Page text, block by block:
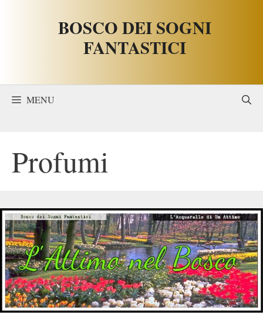
BOSCO DEI SOGNI
FANTASTICI
MENU
Profumi